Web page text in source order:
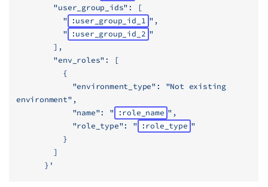
        "user_group_ids": [
          "
:user_group_id_1 ",
          "
:user_group_id_2 "
        ],
        "env_roles": [
          {
environment",
            "name": "
:role_name ",
            "role_type": "
:role_type "
          }
        ]
      }'